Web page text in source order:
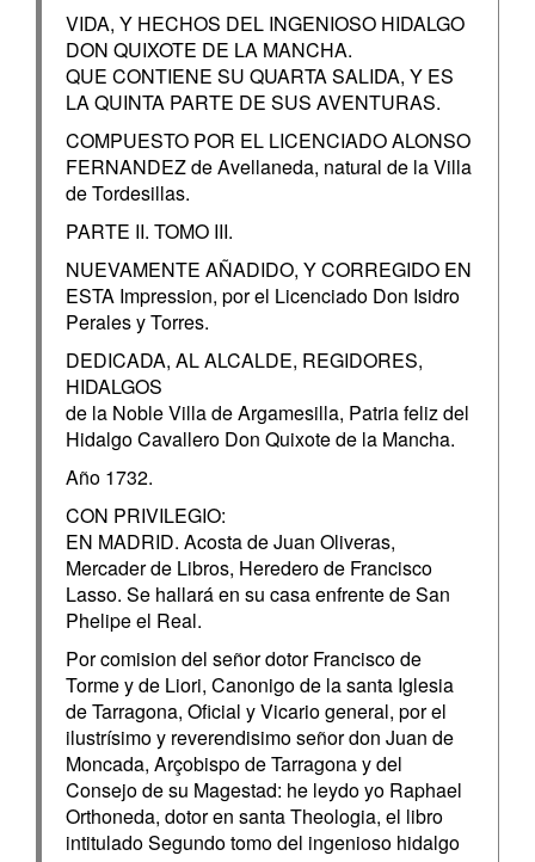
VIDA, Y HECHOS DEL INGENIOSO HIDALGO
DON QUIXOTE DE LA MANCHA.
QUE CONTIENE SU QUARTA SALIDA, Y ES
LA QUINTA PARTE DE SUS AVENTURAS.
COMPUESTO POR EL LICENCIADO ALONSO
FERNANDEZ de Avellaneda, natural de la Villa
de Tordesillas.
PARTE II. TOMO III.
NUEVAMENTE AÑADIDO, Y CORREGIDO EN
ESTA Impression, por el Licenciado Don Isidro
Perales y Torres.
DEDICADA, AL ALCALDE, REGIDORES,
HIDALGOS
de la Noble Villa de Argamesilla, Patria feliz del
Hidalgo Cavallero Don Quixote de la Mancha.
Año 1732.
CON PRIVILEGIO:
EN MADRID. Acosta de Juan Oliveras,
Mercader de Libros, Heredero de Francisco
Lasso. Se hallará en su casa enfrente de San
Phelipe el Real.
Por comision del señor dotor Francisco de
Torme y de Liori, Canonigo de la santa Iglesia
de Tarragona, Oficial y Vicario general, por el
ilustrísimo y reverendisimo señor don Juan de
Moncada, Arçobispo de Tarragona y del
Consejo de su Magestad: he leydo yo Raphael
Orthoneda, dotor en santa Theologia, el libro
intitulado Segundo tomo del ingenioso hidalgo